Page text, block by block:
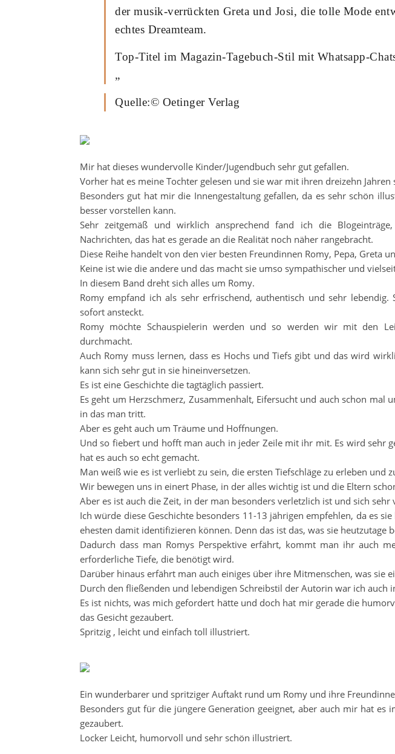
der musik-verrückten Greta und Josi, die tolle Mode
echtes Dreamteam.
Top-Titel im Magazin-Tagebuch-Stil mit Whatsapp-
„
Quelle:© Oetinger Verlag
Mir hat dieses wundervolle Kinder/Jugendbuch sehr gut gefallen.
Vorher hat es meine Tochter gelesen und sie war mit ihren dreizehn Jahren
Besonders gut hat mir die Innengestaltung gefallen, da es sehr schön
besser vorstellen kann.
Sehr zeitgemäß und wirklich ansprechend fand ich die
Nachrichten, das hat es gerade an die Realität noch näher rangebracht.
Diese Reihe handelt von den vier besten Freundinnen Romy, Pepa, Greta
Keine ist wie die andere und das macht sie umso sympathischer und
In diesem Band dreht sich alles um Romy.
Romy empfand ich als sehr erfrischend, authentisch und sehr
sofort ansteckt.
Romy möchte Schauspielerin werden und so werden wir mit den
durchmacht.
Auch Romy muss lernen, dass es Hochs und Tiefs gibt und das wird
kann sich sehr gut in sie hineinversetzen.
Es ist eine Geschichte die tagtäglich passiert.
Es geht um Herzschmerz, Zusammenhalt, Eifersucht und auch schon mal
in das man tritt.
Aber es geht auch um Träume und Hoffnungen.
Und so fiebert und hofft man auch in jeder Zeile mit ihr mit. Es wird sehr
hat es auch so echt gemacht.
Man weiß wie es ist verliebt zu sein, die ersten Tiefschläge zu erleben und
Wir bewegen uns in einert Phase, in der alles wichtig ist und die Eltern
Aber es ist auch die Zeit, in der man besonders verletzlich ist und sich sehr
Ich würde diese Geschichte besonders 11-13 jährigen empfehlen, da es
ehesten damit identifizieren können. Denn das ist das, was sie heutzutage
Dadurch dass man Romys Perspektive erfährt, kommt man ihr auch
erforderliche Tiefe, die benötigt wird.
Darüber hinaus erfährt man auch einiges über ihre Mitmenschen, was sie
Durch den fließenden und lebendigen Schreibstil der Autorin war ich auch
Es ist nichts, was mich gefordert hätte und doch hat mir gerade die
das Gesicht gezaubert.
Spritzig , leicht und einfach toll illustriert.
Ein wunderbarer und spritziger Auftakt rund um Romy und ihre
Besonders gut für die jüngere Generation geeignet, aber auch mir hat es
gezaubert.
Locker Leicht, humorvoll und sehr schön illustriert.